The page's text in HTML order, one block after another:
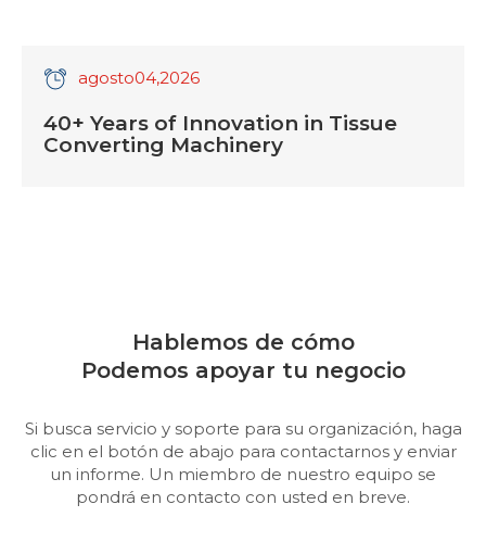
agosto04,2026
40+ Years of Innovation in Tissue
Converting Machinery
Hablemos de cómo
Podemos apoyar tu negocio
Si busca servicio y soporte para su organización, haga
clic en el botón de abajo para contactarnos y enviar
un informe. Un miembro de nuestro equipo se
pondrá en contacto con usted en breve.